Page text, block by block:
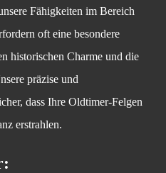
Fähigkeiten im Bereich
oft eine besondere
historischen Charme und die
präzise und
dass Ihre Oldtimer-Felgen
erstrahlen.